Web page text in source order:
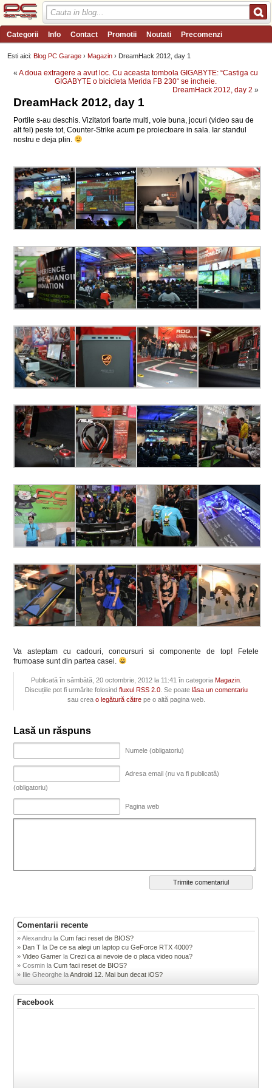
Categorii Info Contact Promotii Noutati Precomenzi
Review-uri Wishlist PC Garage TV Forum Blog
Esti aici:Blog PC Garage ›Magazin › DreamHack 2012, day 1
«A doua extragere a avut loc. Cu aceasta tombola GIGABYTE: “Castiga cu
GIGABYTE o bicicleta Merida FB 230“ se incheie.
DreamHack 2012, day 2 »
DreamHack 2012, day 1
Portile s-au deschis. Vizitatori foarte multi, voie buna, jocuri (video sau de
alt fel) peste tot, Counter-Strike acum pe proiectoare in sala. Iar standul
nostru e deja plin.
Va asteptam cu cadouri, concursuri si componente de top! Fetele
frumoase sunt din partea casei.
Publicată în sâmbătă, 20 octombrie, 2012 la 11:41 în categoria Magazin.
Discuțiile pot fi urmărite folosind fluxul RSS 2.0. Se poate lăsa un comentariu
sau crea o legătură cătrepe o altă pagina web.
Lasă un răspuns
Numele (obligatoriu)
Adresa email (nu va fi publicată)
(obligatoriu)
Pagina web
Comentarii recente
Alexandru laCum faci reset de BIOS?
Dan T la De ce sa alegi un laptop cu GeForce RTX 4000?
Video Gamer laCrezi ca ai nevoie de o placa video noua?
Cosmin laCum faci reset de BIOS?
Ilie Gheorghe laAndroid 12. Mai bun decat iOS?
Facebook